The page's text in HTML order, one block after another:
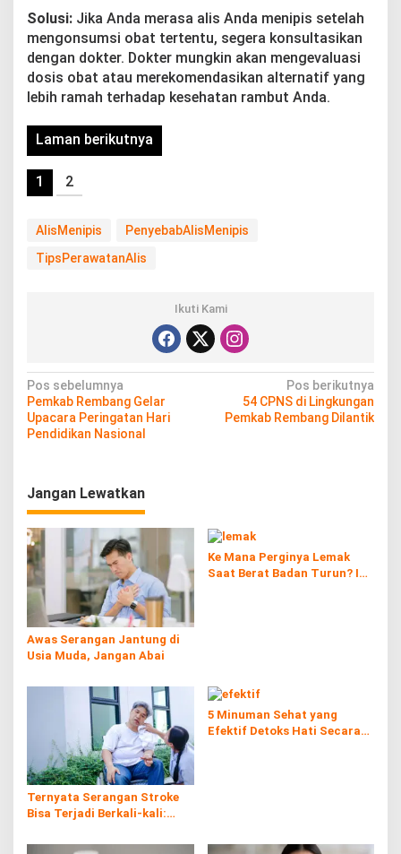
Solusi: Jika Anda merasa alis Anda menipis setelah
mengonsumsi obat tertentu, segera konsultasikan
dengan dokter. Dokter mungkin akan mengevaluasi
dosis obat atau merekomendasikan alternatif yang
lebih ramah terhadap kesehatan rambut Anda.
Laman berikutnya
1 2
AlisMenipis
PenyebabAlisMenipis
TipsPerawatanAlis
Ikuti Kami
N
a
v
g
a
s
i
p
o
s
Pos sebelumnya
Pemkab Rembang Gelar
Upacara Peringatan Hari
Pendidikan Nasional
Pos berikutnya
54 CPNS di Lingkungan
Pemkab Rembang Dilantik
Jangan Lewatkan
Awas Serangan Jantung di
Usia Muda, Jangan Abai
Ke Mana Perginya Lemak
Saat Berat Badan Turun? Ini
Ternyata Serangan Stroke
Bisa Terjadi Berkali-kali:
Cara Pencegahannya
5 Minuman Sehat yang
Efektif Detoks Hati Secara